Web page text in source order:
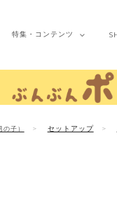
特集・ コンテンツ
の子） セットアップ